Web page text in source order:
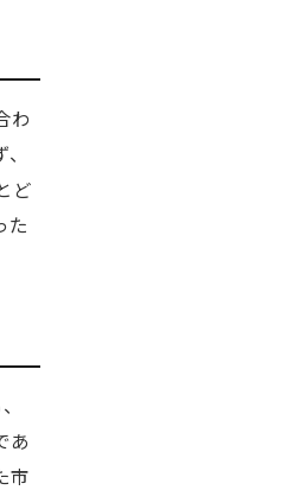
わ
ど
た
あ
市